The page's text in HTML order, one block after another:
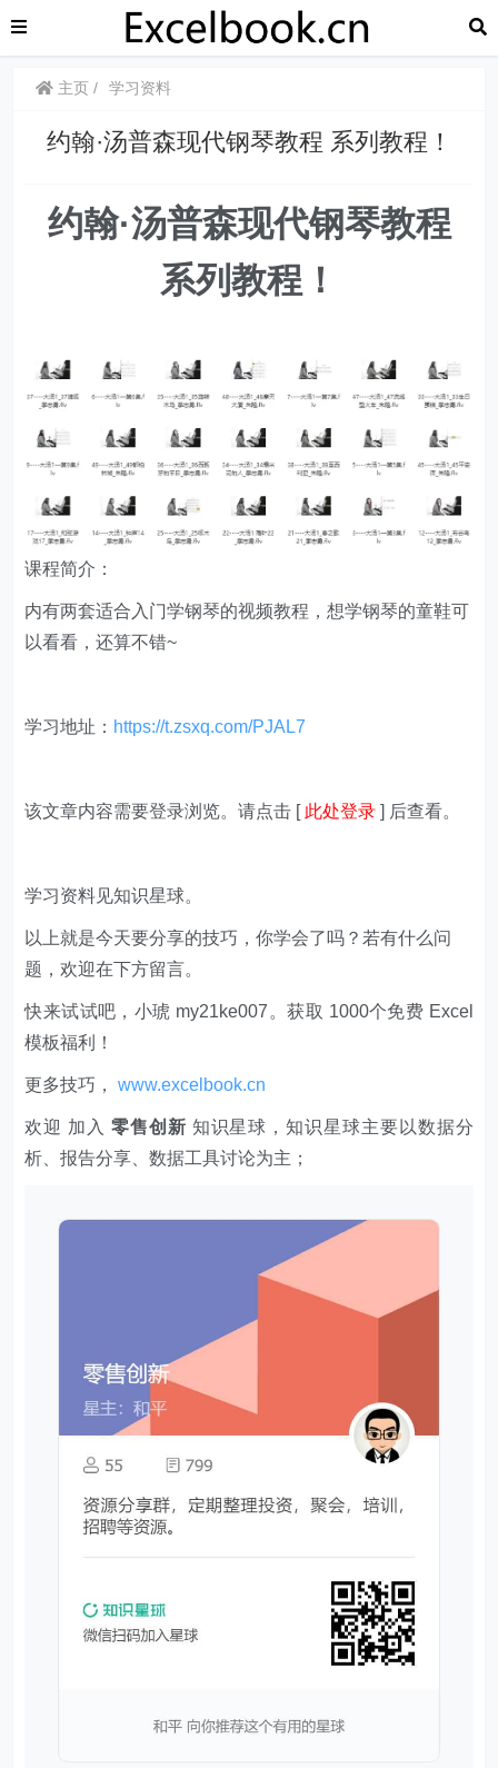
主页 学习资料
约翰·汤普森现代钢琴教程 系列教程！
约翰·汤普森现代钢琴教程
系列教程！
课程简介：
内有两套适合入门学钢琴的视频教程，想学钢琴的童鞋可
以看看，还算不错~
学习地址： https://t.zsxq.com/PJAL7
该文章内容需要登录浏览。请点击 [ 此处登录 ] 后查看。
学习资料见知识星球。
以上就是今天要分享的技巧，你学会了吗？若有什么问
题，欢迎在下方留言。
快来试试吧，小琥 my21ke007。获取 1000个免费 Excel
模板福利​​​​！
更多技巧，www.excelbook.cn
欢迎 加入 零售创新 知识星球，知识星球主要以数据分
析、报告分享、数据工具讨论为主；